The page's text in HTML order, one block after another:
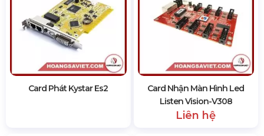
Card Phát Kystar Es2
Card Nhận Màn Hình Led
Listen Vision-V308
Liên hệ